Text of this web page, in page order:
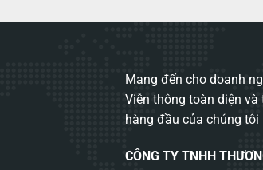
Mang đến cho doanh
Viễn thông toàn diện
hàng đầu của chúng tôi
CÔNG TY TNHH